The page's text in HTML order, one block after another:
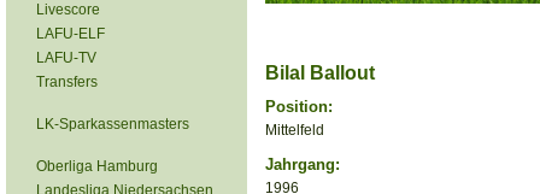
Livescore
LAFU-ELF
LAFU-TV
Transfers
LK-Sparkassenmasters
Oberliga Hamburg
Landesliga Niedersachsen
Bilal Ballout
Position:
Mittelfeld
Jahrgang:
1996